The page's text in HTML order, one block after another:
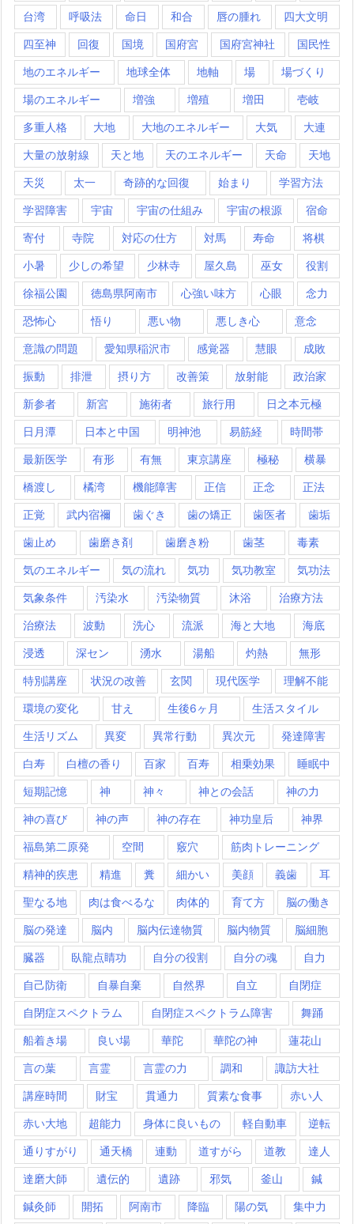
台湾 呼吸法 命日 和合 唇の腫れ 四大文明
四至神 回復 国境 国府宮 国府宮神社 国民性
地のエネルギー 地球全体 地軸 場 場づくり
場のエネルギー 増強 増殖 増田 壱岐
多重人格 大地 大地のエネルギー 大気 大連
大量の放射線 天と地 天のエネルギー 天命 天地
天災 太一 奇跡的な回復 始まり 学習方法
学習障害 宇宙 宇宙の仕組み 宇宙の根源 宿命
寄付 寺院 対応の仕方 対馬 寿命 将棋
小暑 少しの希望 少林寺 屋久島 巫女 役割
徐福公園 徳島県阿南市 心強い味方 心眼 念力
恐怖心 悟り 悪い物 悪しき心 意念
意識の問題 愛知県稲沢市 感覚器 慧眼 成敗
振動 排泄 摂り方 改善策 放射能 政治家
新参者 新宮 施術者 旅行用 日之本元極
日月潭 日本と中国 明神池 易筋経 時間帯
最新医学 有形 有無 東京講座 極秘 横暴
橋渡し 橘湾 機能障害 正信 正念 正法
正覚 武内宿禰 歯ぐき 歯の矯正 歯医者 歯垢
歯止め 歯磨き剤 歯磨き粉 歯茎 毒素
気のエネルギー 気の流れ 気功 気功教室 気功法
気象条件 汚染水 汚染物質 沐浴 治療方法
治療法 波動 洗心 流派 海と大地 海底
浸透 深セン 湧水 湯船 灼熱 無形
特別講座 状況の改善 玄関 現代医学 理解不能
環境の変化 甘え 生後6ヶ月 生活スタイル
生活リズム 異変 異常行動 異次元 発達障害
白寿 白檀の香り 百家 百寿 相乗効果 睡眠中
短期記憶 神 神々 神との会話 神の力
神の喜び 神の声 神の存在 神功皇后 神界
福島第二原発 空間 竅穴 筋肉トレーニング
精神的疾患 精進 糞 細かい 美顔 義歯 耳
聖なる地 肉は食べるな 肉体的 育て方 脳の働き
脳の発達 脳内 脳内伝達物質 脳内物質 脳細胞
臓器 臥龍点睛功 自分の役割 自分の魂 自力
自己防衛 自暴自棄 自然界 自立 自閉症
自閉症スペクトラム 自閉症スペクトラム障害 舞踊
船着き場 良い場 華陀 華陀の神 蓮花山
言の葉 言霊 言霊の力 調和 諏訪大社
講座時間 財宝 貫通力 質素な食事 赤い人
赤い大地 超能力 身体に良いもの 軽自動車 逆転
通りすがり 通天橋 連動 道すがら 道教 達人
達磨大師 遺伝的 遺跡 邪気 釜山 鍼
鍼灸師 開拓 阿南市 降臨 陽の気 集中力